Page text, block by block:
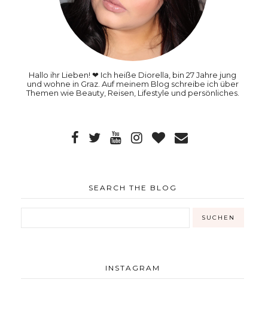
Hallo ihr Lieben! ❤ Ich heiße Diorella, bin 27 Jahre jung
und wohne in Graz. Auf meinem Blog schreibe ich über
Themen wie Beauty, Reisen, Lifestyle und persönliches.
SEARCH THE BLOG
INSTAGRAM